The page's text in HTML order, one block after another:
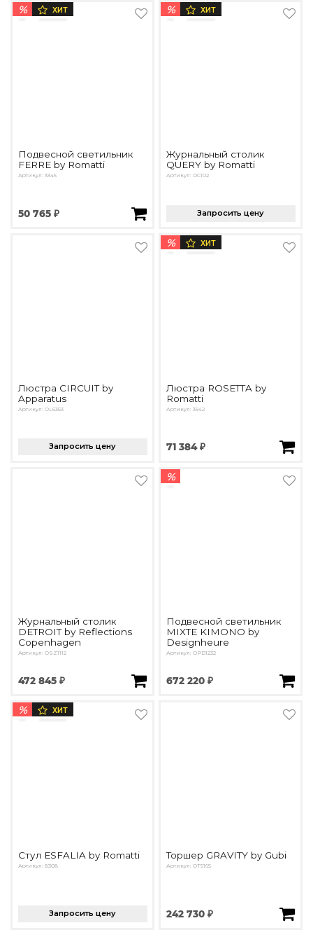
% ХИТ
Подвесной светильник
FERRE by Romatti
Артикул: 3345
50 765 ₽
% ХИТ
Журнальный столик
QUERY by Romatti
Артикул: DC102
Запросить цену
Люстра CIRCUIT by
Apparatus
Артикул: OL5353
Запросить цену
% ХИТ
Люстра ROSETTA by
Romatti
Артикул: 3942
71 384 ₽
Журнальный столик
DETROIT by Reflections
Copenhagen
Артикул: OSZ1112
472 845 ₽
%
Подвесной светильник
MIXTE KIMONO by
Designheure
Артикул: OPD1232
672 220 ₽
% ХИТ
Стул ESFALIA by Romatti
Артикул: 8308
Запросить цену
Торшер GRAVITY by Gubi
Артикул: OT5165
242 730 ₽